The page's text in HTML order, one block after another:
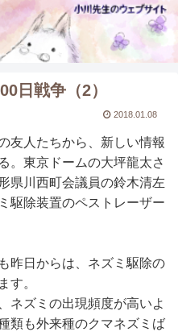
日戦争（2）
2018.01.08
友人たちから、新しい情報
。東京ドームの大坪龍太さ
県川西町会議員の鈴木清左
駆除装置のペストレーザー
昨日からは、ネズミ駆除の
す。
ネズミの出現頻度が高いよ
類も外来種のクマネズミば